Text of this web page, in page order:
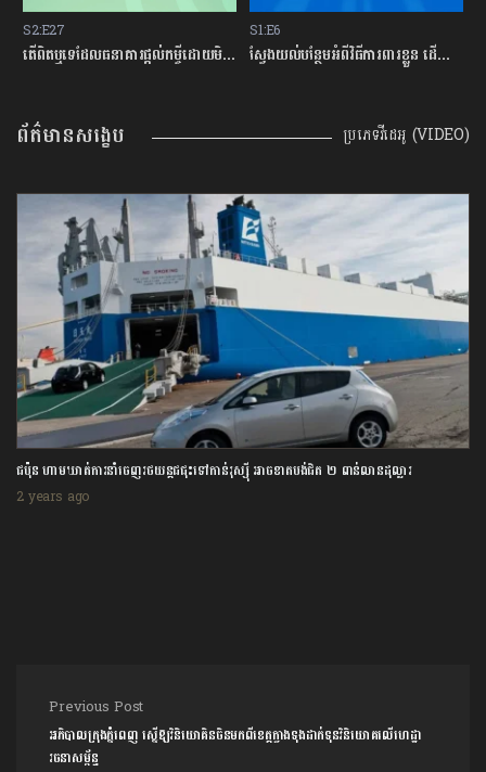
S2:E27
តើពិតឬទេដែលធនាគារផ្ដល់កម្ចីដោយមិនសិក្សាលើលទ្ធភាពសងត្រឡប់?
S1:E6
ស្វែងយល់បន្ថែមអំពីវិធីការពារខ្លួន ដើម្បីជៀសវាងពីការឆបោកតាមបច្ចេកវិទ្យាហិរញ្ញវត្ថុ!
ព័ត៌មានសង្ខេប ប្រភេទវីដេអូ (VIDEO)
ជប៉ុន ហាមឃាត់ការនាំចេញរថយន្តជជុះទៅកាន់រុស្ស៊ី អាចខាតបង់ជិត ២ ពាន់លានដុល្លារ
2 years ago
Post navigation
Previous Post
អភិបាល​ក្រុង​ភ្នំពេញ ស្នើ​ឱ្យ​វិនិយោគិនចិនមកពី​ខេត្ត​ក្វាងទុង​​ដាក់ទុនវិនិយោគ​លើ​ហេដ្ឋា
រចនាសម្ព័ន្ធ